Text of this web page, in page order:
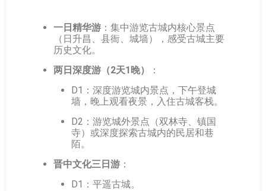
一日精华游 ：集中游览古城内核心景点
（日升昌、县衙、城墙），感受古城主要
历史文化。
两日深度游（2天1晚）
：
D1：深度游览城内景点，下午登城
墙，晚上观看夜景，入住古城客栈。
D2：游览城外景点（双林寺、镇国
寺）或深度探索古城内的民居和巷
陌。
晋中文化三日游 ：
D1：平遥古城。